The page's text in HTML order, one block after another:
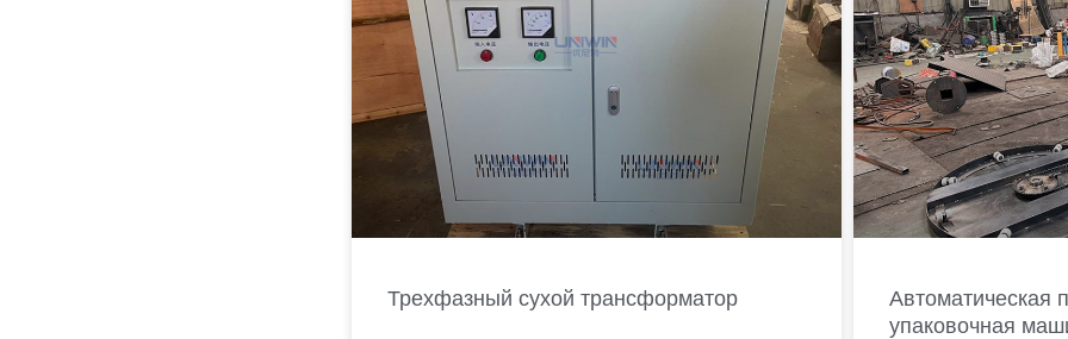
Трехфазный сухой трансформатор
Автоматическая
упаковочная